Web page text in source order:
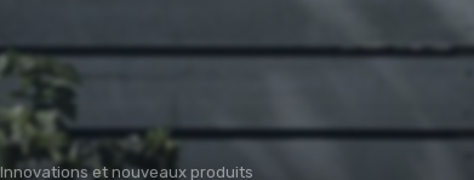
Innovations et nouveaux produits